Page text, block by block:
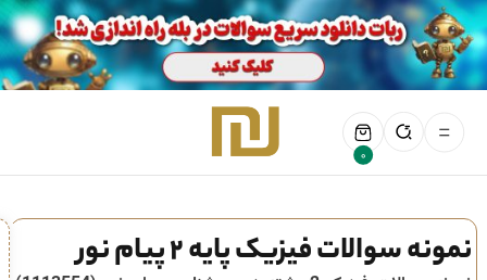
0
نمونه سوالات فیزیک پایه 2 پیام نور